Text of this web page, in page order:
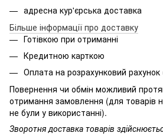
адресна кур'єрська доставка
Більше інформації про доставку
Готівкою при отриманні
Кредитною карткою
Оплата на розрахунковий рахунок
Повернення чи обмін можливий
отримання замовлення (для товарів
не були у використанні).
Зворотня доставка товарів